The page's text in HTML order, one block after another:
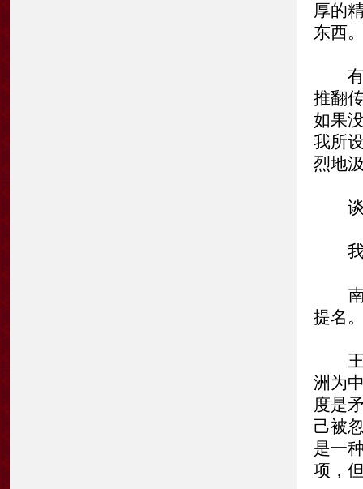
厚的
东西
有
推翻
如果
我所
烈地
谈
我
南
提名
王
洲为
度是
己被
是一
项，